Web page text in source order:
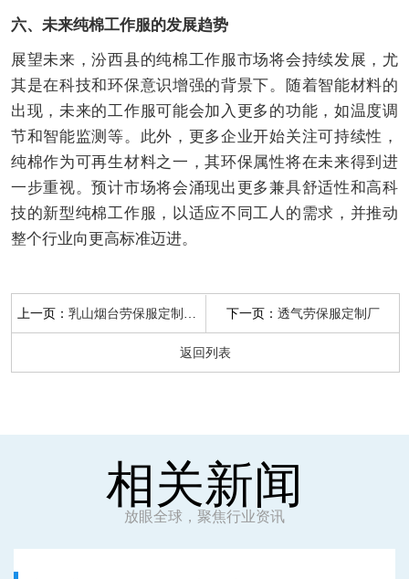
六、未来纯棉工作服的发展趋势
展望未来，汾西县的纯棉工作服市场将会持续发展，尤
其是在科技和环保意识增强的背景下。随着智能材料的
出现，未来的工作服可能会加入更多的功能，如温度调
节和智能监测等。此外，更多企业开始关注可持续性，
纯棉作为可再生材料之一，其环保属性将在未来得到进
一步重视。预计市场将会涌现出更多兼具舒适性和高科
技的新型纯棉工作服，以适应不同工人的需求，并推动
整个行业向更高标准迈进。
上一页：乳山烟台劳保服定制厂地址 下一页： 透气劳保服定制厂
返回列表
相关新闻
放眼全球，聚焦行业资讯